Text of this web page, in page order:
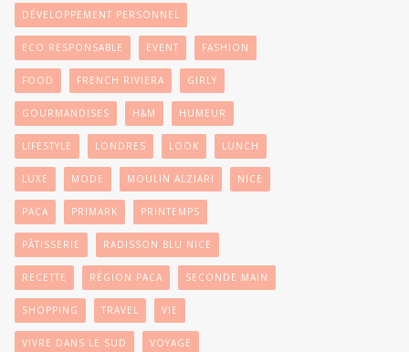
DÉVELOPPEMENT PERSONNEL
ECO RESPONSABLE EVENT FASHION
FOOD FRENCH RIVIERA GIRLY
GOURMANDISES H&M HUMEUR
LIFESTYLE LONDRES LOOK LUNCH
LUXE MODE MOULIN ALZIARI NICE
PACA PRIMARK PRINTEMPS
PÂTISSERIE RADISSON BLU NICE
RECETTE RÉGION PACA SECONDE MAIN
SHOPPING TRAVEL VIE
VIVRE DANS LE SUD VOYAGE